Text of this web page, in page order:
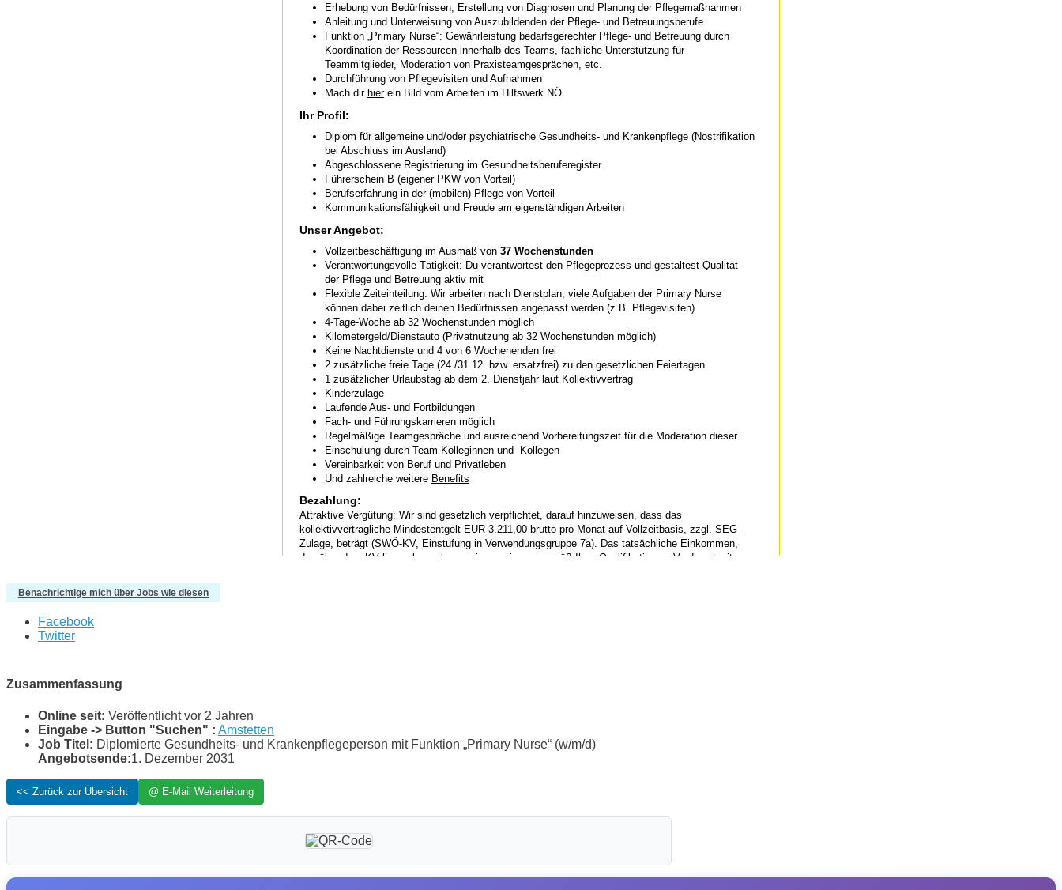
Benachrichtige mich über Jobs wie diesen
Facebook
Twitter
Zusammenfassung
Online seit: Veröffentlicht vor 2 Jahren
Eingabe -> Button "Suchen" : Amstetten
Job Titel: Diplomierte Gesundheits- und Krankenpflegeperson mit Funktion „Primary Nurse“ (w/m/d)
Angebotsende:1. Dezember 2031